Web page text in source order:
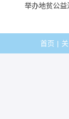
举办地贫公益
首页 |